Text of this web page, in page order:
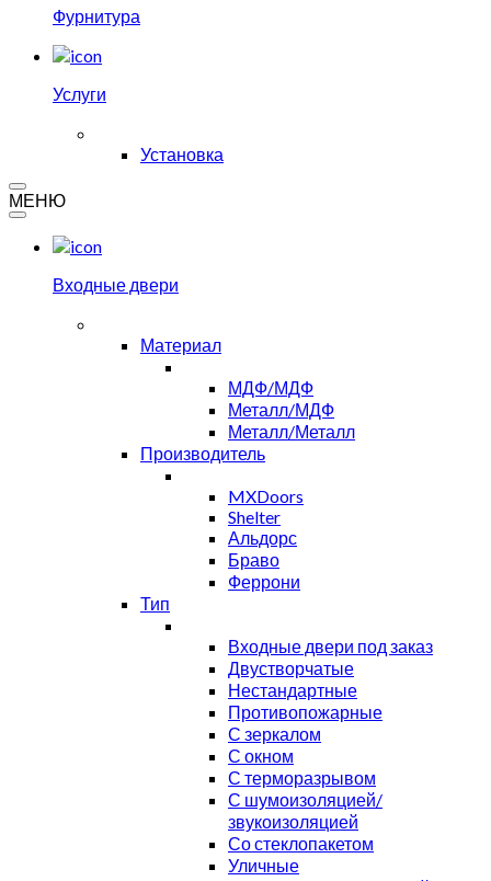
Фурнитура
Услуги
Установка
МЕНЮ
Входные двери
Материал
МДФ/МДФ
Металл/МДФ
Металл/Металл
Производитель
MXDoors
Shelter
Альдорс
Браво
Феррони
Тип
Входные двери под заказ
Двустворчатые
Нестандартные
Противопожарные
С зеркалом
С окном
С терморазрывом
С шумоизоляцией/
звукоизоляцией
Со стеклопакетом
Уличные